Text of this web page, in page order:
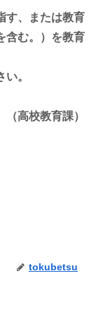
す、または教育
含む。）を教育
。
（高校教育課）
tokubetsu